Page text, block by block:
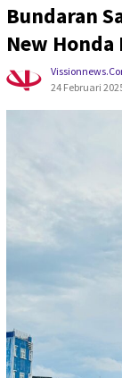
Bundaran
New Honda
24 Februari